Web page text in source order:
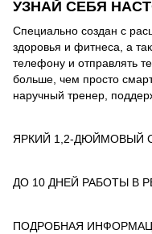
УЗНАЙ СЕБЯ
Специально создан с
здоровья и фитнеса, а
телефону и отправлять
больше, чем просто
наручный тренер,
ЯРКИЙ 1,2-ДЮЙМОВЫЙ
ДО 10 ДНЕЙ РАБОТЫ В
ПОДРОБНАЯ